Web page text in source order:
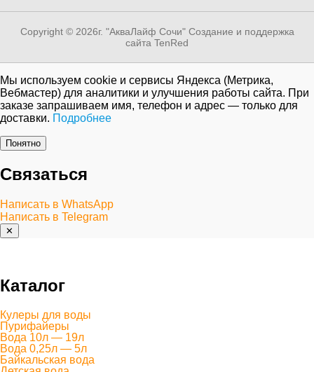
Copyright © 2026г. "АкваЛайф Сочи" Создание и поддержка
сайта TenRed
Мы используем cookie и сервисы Яндекса (Метрика,
Вебмастер) для аналитики и улучшения работы сайта. При
заказе запрашиваем имя, телефон и адрес — только для
доставки. Подробнее
Понятно
Связаться
Написать в WhatsApp
Написать в Telegram
✕
Каталог
Кулеры для воды
Пурифайеры
Вода 10л — 19л
Вода 0,25л — 5л
Байкальская вода